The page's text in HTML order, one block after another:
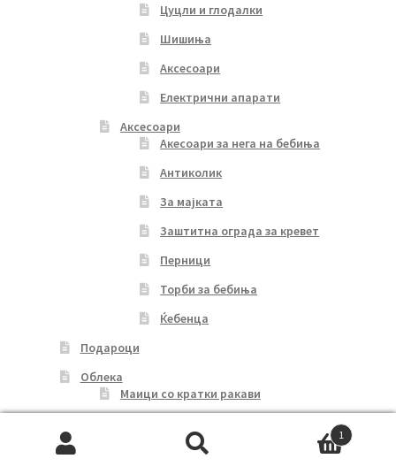
Цуцли и глодалки
Шишиња
Аксесоари
Електрични апарати
Аксесоари
Акесоари за нега на бебиња
Антиколик
За мајката
Заштитна ограда за кревет
Перници
Торби за бебиња
Ќебенца
Подароци
Облека
Маици со кратки ракави
1